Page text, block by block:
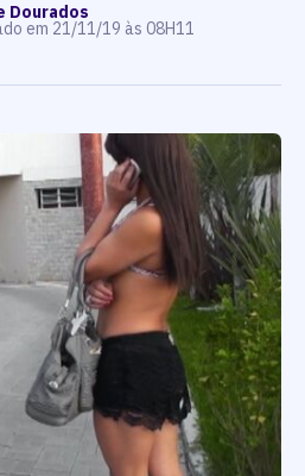
Dourados
em 21/11/19 às 08H11